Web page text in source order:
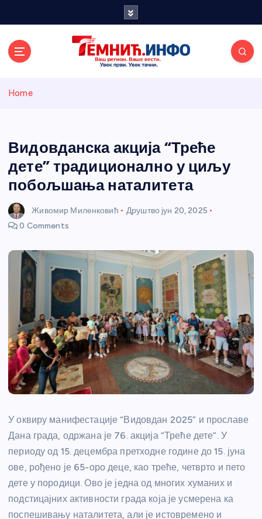
и портал
Home
Видовданска акција “Треће
дете” традиционално у циљу
побољшања наталитета
Живомир Миленковић Друштво јун 20, 2025
0 Comments
У оквиру манифестације “Видовдан 2025” и прославе
Дана града, одржана је 76. акција “Треће дете”. У
периоду од 15. децембра претходне године до 15. јуна
ове, рођено је 65-оро деце, као треће, четврто и пето
дете у породици. Ово је једна од многих хуманих и
подстицајних активности града која је усмерена ка
поспешивању наталитета, али је истовремено и